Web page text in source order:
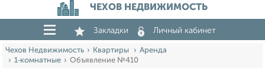
ЧЕХОВ НЕДВИЖИМОСТЬ
Закладки Личный кабинет
Чехов Недвижимость Квартиры
Аренда
1‑комнатные
Объявление №410